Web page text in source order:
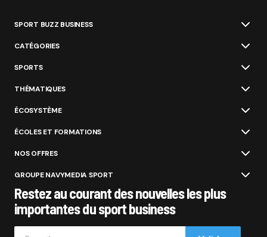
SPORT BUZZ BUSINESS
CATÉGORIES
SPORTS
THÉMATIQUES
ÉCOSYSTÈME
ÉCOLES ET FORMATIONS
NOS OFFRES
GROUPE NAVYMEDIA SPORT
Restez au courant des nouvelles les plus
importantes du sport business